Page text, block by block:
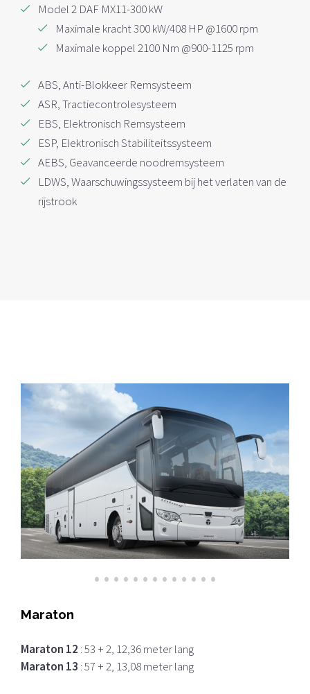
Model 2 DAF MX11-300 kW
Maximale kracht 300 kW/408 HP @1600 rpm
Maximale koppel 2100 Nm @900-1125 rpm
ABS, Anti-Blokkeer Remsysteem
ASR, Tractiecontrolesysteem
EBS, Elektronisch Remsysteem
ESP, Elektronisch Stabiliteitssysteem
AEBS, Geavanceerde noodremsysteem
LDWS, Waarschuwingssysteem bij het verlaten van de
rijstrook
• • • • • • • • • • • • •
Maraton
Maraton 12 : 53 + 2, 12,36 meter lang
Maraton 13 : 57 + 2, 13,08 meter lang